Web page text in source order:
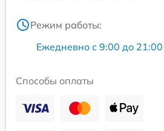
Режим работы:
Ежедневно с 9:00 до 21:00
Способы оплаты